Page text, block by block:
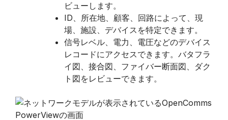
ビューします。
ID、所在地、顧客、回路によって、現
場、施設、デバイスを特定できます。
信号レベル、電力、電圧などのデバイス
レコードにアクセスできます。バタフラ
イ図、接合図、ファイバー断面図、ダク
ト図をレビューできます。